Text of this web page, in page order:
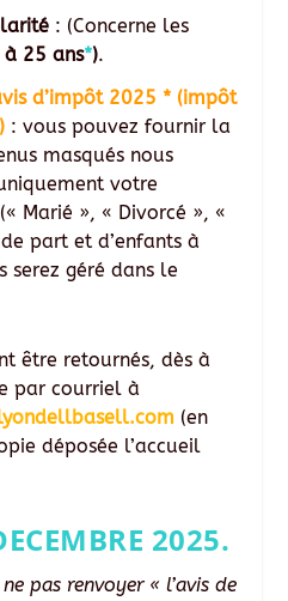
: (Concerne les
à 25 ans*).
d’impôt 2025 * (impôt
: vous pouvez fournir la
masqués nous
votre
Marié », « Divorcé », «
part et d’enfants à
serez géré dans le
être retournés, dès à
par courriel à
(en
déposée l’accueil
2025.
pas renvoyer « l’avis de